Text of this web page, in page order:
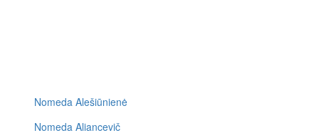
Nomeda Alešiūnienė
Nomeda Aliancevič